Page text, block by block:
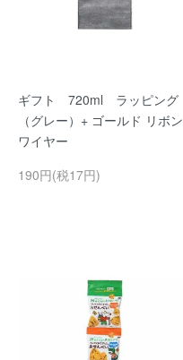
ギフト 720ml ラッピング
（グレー）+ ゴールド リボン
ワイヤー
190円(税17円)